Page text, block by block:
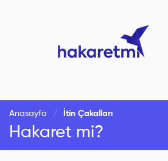
Anasayfa İtin Çakalları
Hakaret mi?